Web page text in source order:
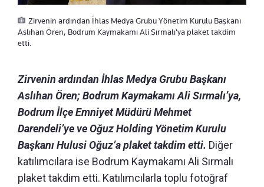
Zirvenin ardından İhlas Medya Grubu Yönetim Kurulu Başkanı
Aslıhan Ören, Bodrum Kaymakamı Ali Sırmalı'ya plaket takdim
etti.
Zirvenin ardından İhlas Medya Grubu Başkanı
Aslıhan Ören; Bodrum Kaymakamı Ali Sırmalı’ya,
Bodrum İlçe Emniyet Müdürü Mehmet
Darendeli’ye ve Oğuz Holding Yönetim Kurulu
Başkanı Hulusi Oğuz’a plaket takdim etti. Diğer
katılımcılara ise Bodrum Kaymakamı Ali Sırmalı
plaket takdim etti. Katılımcılarla toplu fotoğraf